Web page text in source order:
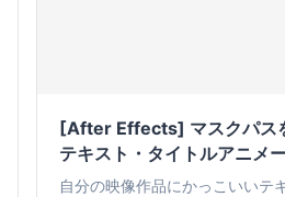
[After Effects] マスクパス
テキスト・タイトルアニメ
よう
自分の映像作品にかっこいいテ